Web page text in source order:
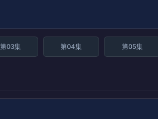
第03集 第04集 第05集